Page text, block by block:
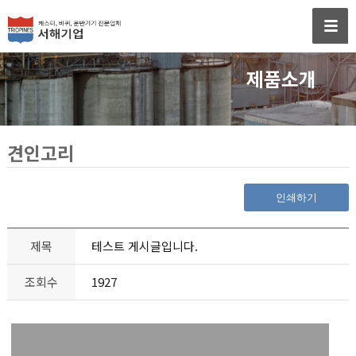
제품소개
견인고리
인쇄하기
제목 테스트 게시글입니다.
조회수 1927